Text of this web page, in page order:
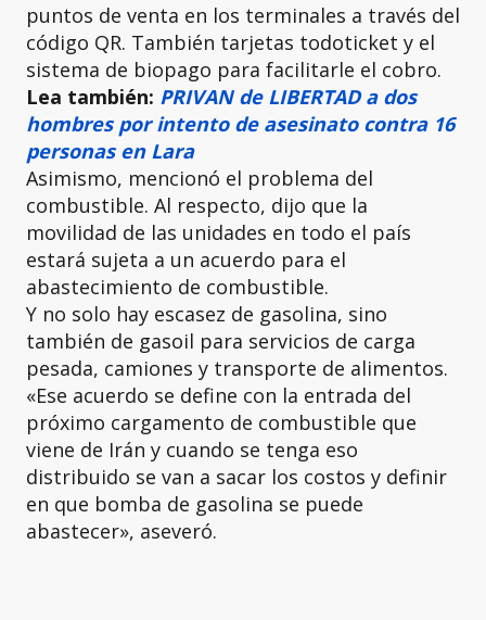
puntos de venta en los terminales a través del
código QR. También tarjetas todoticket y el
sistema de biopago para facilitarle el cobro.
Lea también: PRIVAN de LIBERTAD a dos
hombres por intento de asesinato contra 16
personas en Lara
Asimismo, mencionó el problema del
combustible. Al respecto, dijo que la
movilidad de las unidades en todo el país
estará sujeta a un acuerdo para el
abastecimiento de combustible.
Y no solo hay escasez de gasolina, sino
también de gasoil para servicios de carga
pesada, camiones y transporte de alimentos.
«Ese acuerdo se define con la entrada del
próximo cargamento de combustible que
viene de Irán y cuando se tenga eso
distribuido se van a sacar los costos y definir
en que bomba de gasolina se puede
abastecer», aseveró.